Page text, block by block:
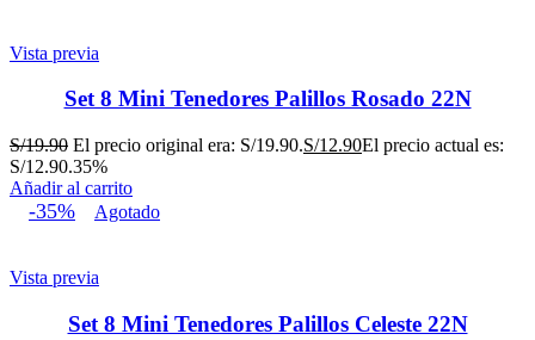
Vista previa
Set 8 Mini Tenedores Palillos Rosado 22N
S/19.90 El precio original era: S/19.90.S/12.90El precio actual es:
S/12.90.35%
Añadir al carrito
-35% Agotado
Vista previa
Set 8 Mini Tenedores Palillos Celeste 22N